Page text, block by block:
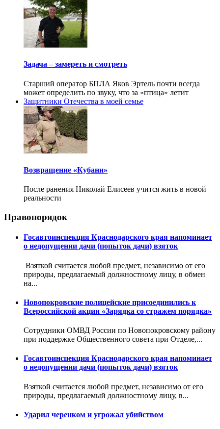
Задача – замереть и смотреть
Старший оператор БПЛА Яков Эртель почти всегда
может определить по звуку, что за «птица» летит
Защитники Отечества в моей семье
Возвращение «Кубани»
После ранения Николай Елисеев учится жить в новой
реальности
Правопорядок
Госавтоинспекция Краснодарского края напоминает
о недопущении дачи (попыток дачи) взяток
Взяткой считается любой предмет, независимо от его
природы, предлагаемый должностному лицу, в обмен
на...
Новопокровские полицейские присоединились к
Всероссийской акции «Зарядка со стражем порядка»
Сотрудники ОМВД России по Новопокровскому району
при поддержке Общественного совета при Отделе,...
Госавтоинспекция Краснодарского края напоминает
о недопущении дачи (попыток дачи) взяток
Взяткой считается любой предмет, независимо от его
природы, предлагаемый должностному лицу, в...
Ударил черенком и угрожал убийством